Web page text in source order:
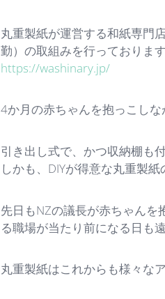
丸重製紙が運営する和紙専門
勤）の取組みを行っております
https://washinary.jp/
4か月の赤ちゃんを抱っこし
引き出し式で、かつ収納棚も
しかも、DIYが得意な丸重製紙
先日もNZの議長が赤ちゃん
る職場が当たり前になる日も
丸重製紙はこれからも様々な